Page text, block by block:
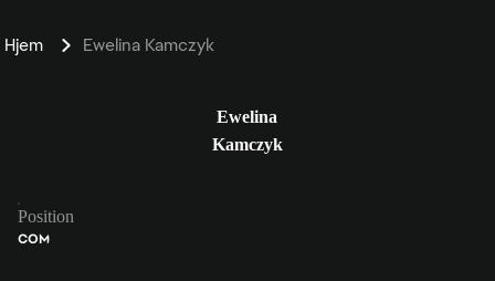
Hjem Ewelina Kamczyk
Ewelina
Kamczyk
Position
COM